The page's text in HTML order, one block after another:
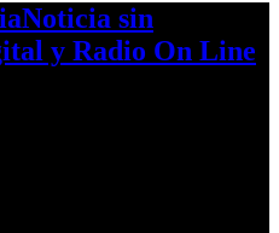
Noticia sin
y Radio On Line